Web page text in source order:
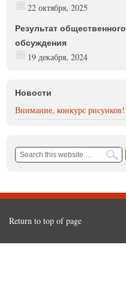
22 октября, 2025
Результат общественного
обсуждения
19 декабря, 2024
Новости
Внимание, конкурс рисунков!
Return to top of page